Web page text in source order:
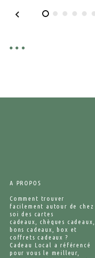
A PROPOS
Comment trouver
facilement autour de chez
soi des cartes
cadeaux, chèques cadeaux,
bons cadeaux, box et
coffrets cadeaux ?
Cadeau Local a référencé
pour vous le meilleur,